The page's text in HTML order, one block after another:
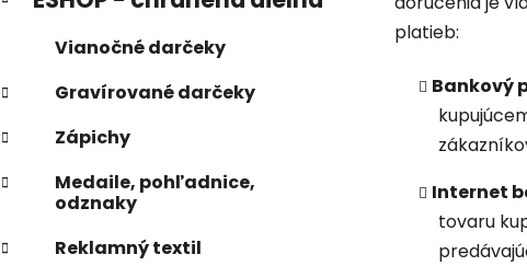
kategórie
a
g
ó
r
i
e
Vianočné darčeky
Gravírované darčeky
Zápichy
Medaile, pohľadnice,
odznaky
Reklamný textil
platieb:
Bankový
Internet
tovaru